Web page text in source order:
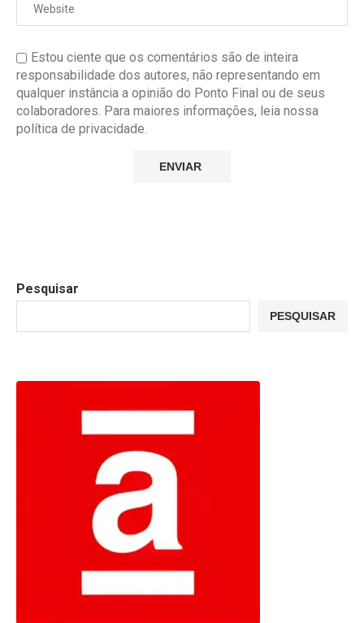
Estou ciente que os comentários são de inteira
responsabilidade dos autores, não representando em
qualquer instância a opinião do Ponto Final ou de seus
colaboradores. Para maiores informações, leia nossa
política de privacidade.
Pesquisar
PESQUISAR